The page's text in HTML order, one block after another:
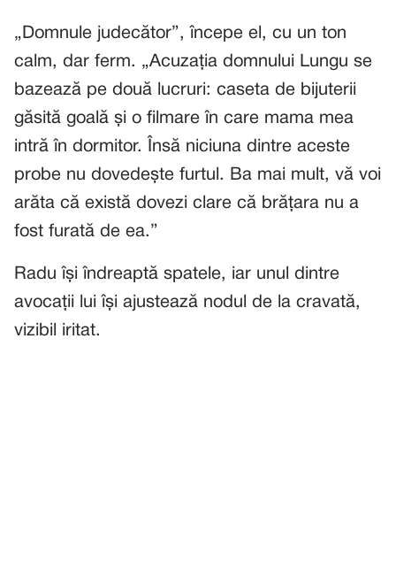
„Domnule judecător”, începe el, cu un ton
calm, dar ferm. „Acuzația domnului Lungu se
bazează pe două lucruri: caseta de bijuterii
găsită goală și o filmare în care mama mea
intră în dormitor. Însă niciuna dintre aceste
probe nu dovedește furtul. Ba mai mult, vă voi
arăta că există dovezi clare că brățara nu a
fost furată de ea.”
Radu își îndreaptă spatele, iar unul dintre
avocații lui își ajustează nodul de la cravată,
vizibil iritat.